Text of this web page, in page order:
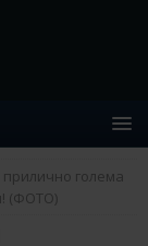
голема
(ФОТО)